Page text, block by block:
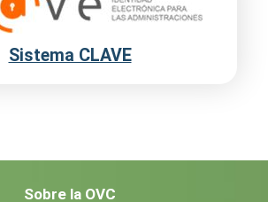
Sistema CLAVE
Sobre la OVC